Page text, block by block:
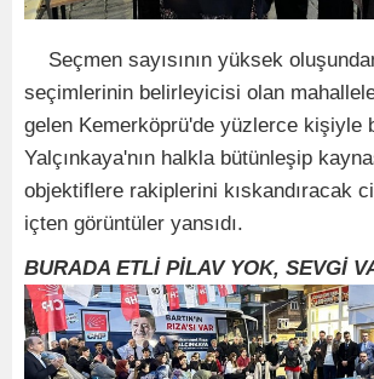
Seçmen sayısının yüksek
seçimlerinin belirleyicisi olan
gelen Kemerköprü'de yüzlerce kişiyle
Yalçınkaya'nın halkla bütünleşip
objektiflere rakiplerini kıskandıracak
içten görüntüler yansıdı.
BURADA ETLİ PİLAV YOK, SEVGİ